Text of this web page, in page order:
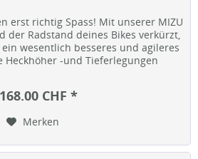
erst richtig Spass! Mit unserer MIZU
der Radstand deines Bikes verkürzt,
wesentlich besseres und agileres
Heckhöher -und Tieferlegungen
168.00 CHF *
Merken